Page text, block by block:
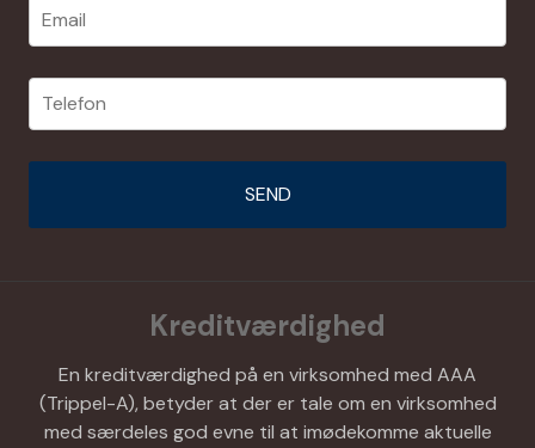
Kreditværdighed
En kreditværdighed på en virksomhed med AAA
(Trippel-A), betyder at der er tale om en virksomhed
med særdeles god evne til at imødekomme aktuelle